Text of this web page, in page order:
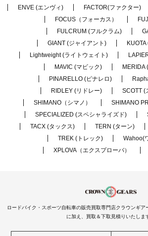
ENVE (エンヴィ)
FACTOR(ファクター)
FOCUS（フォーカス）
FULCRUM (フルクラム)
GIANT (ジャイアント)
Lightweight (ライトウェイト)
MAVIC (マビック)
MERIDA
PINARELLO (ピナレロ)
RIDLEY (リドレー)
SCOTT (
SHIMANO（シマノ）
SHIMANO
SPECIALIZED (スペシャライズド)
TACX (タックス)
TERN (ターン)
TREK (トレック)
Wahoo(
XPLOVA（エクスプローバ）
ロードバイク・スポーツ自転車の販売買取専門店クラウンギ
に加え、買取＆下取見積りいたしま